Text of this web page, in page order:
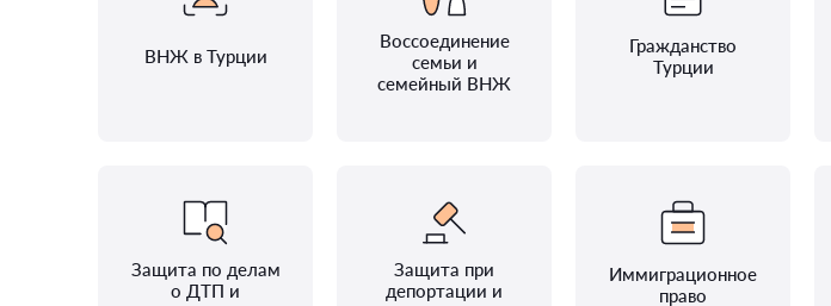
ВНЖ в Турции
Воссоединение
семьи и
семейный ВНЖ
Гражданство
Турции
Защита по делам
о ДТП и
Защита при
депортации и
Иммиграционное
право